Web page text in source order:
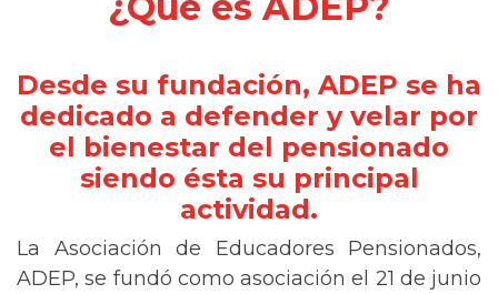
Desde su fundación, ADEP se ha
dedicado a defender y velar por
el bienestar del pensionado
siendo ésta su principal
actividad.
La Asociación de Educadores Pensionados,
ADEP, se fundó como asociación el 21 de junio